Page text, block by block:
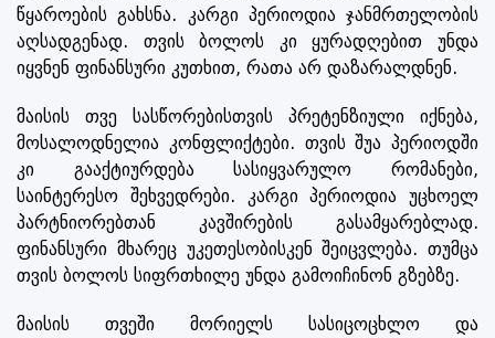
წყაროების გახსნა. კარგი პერიოდია ჯანმრთელობის
აღსადგენად. თვის ბოლოს კი ყურადღებით უნდა
იყვნენ ფინანსური კუთხით, რათა არ დაზარალდნენ.
მაისის თვე სასწორებისთვის პრეტენზიული იქნება,
მოსალოდნელია კონფლიქტები. თვის შუა პერიოდში
კი გააქტიურდება სასიყვარულო რომანები,
საინტერესო შეხვედრები. კარგი პერიოდია უცხოელ
პარტნიორებთან კავშირების გასამყარებლად.
ფინანსური მხარეც უკეთესობისკენ შეიცვლება. თუმცა
თვის ბოლოს სიფრთხილე უნდა გამოიჩინონ გზებზე.
მაისის თვეში მორიელს სასიცოცხლო და